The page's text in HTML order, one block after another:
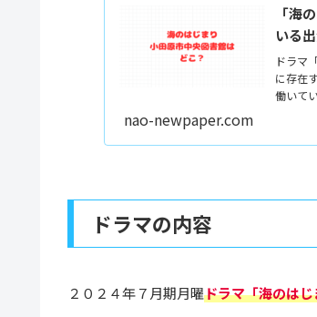
「海
いる
ドラマ
に存在
働いて
nao-newpaper.com
ドラマの内容
２０２４年７月期月曜ドラマ「海のは